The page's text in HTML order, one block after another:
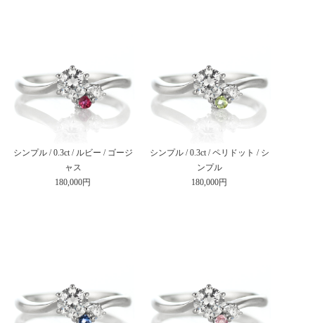
シンプル / 0.3ct / ルビー / ゴージ
ャス
180,000円
シンプル / 0.3ct / ペリドット / シ
ンプル
180,000円